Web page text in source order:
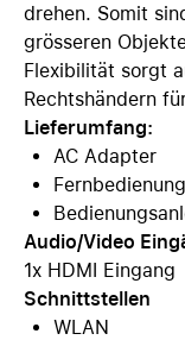
drehen. Somit
grösseren
Flexibilität sorgt
Rechtshändern
Lieferumfang:
AC Adapter
Fernbedienung
Audio/Video
1x HDMI Eingang
Schnittstellen
WLAN